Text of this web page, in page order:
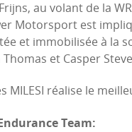
au volant de la
Motorsport est
et immobilisée à la
Thomas et Casper
MILESI réalise le
Team: